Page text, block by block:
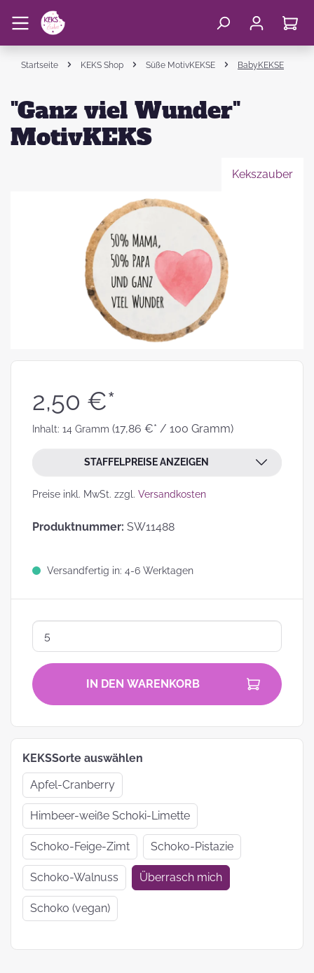
Startseite KEKS Shop Süße MotivKEKSE BabyKEKSE
"Ganz viel Wunder"
MotivKEKS
Kekszauber
2,50 €*
Inhalt: 14 Gramm (17,86 €* / 100 Gramm)
STAFFELPREISE ANZEIGEN
Preise inkl. MwSt. zzgl. Versandkosten
Produktnummer: SW11488
Versandfertig in: 4-6 Werktagen
IN DEN WARENKORB
KEKSSorte auswählen
Apfel-Cranberry
Himbeer-weiße Schoki-Limette
Schoko-Feige-Zimt Schoko-Pistazie
Schoko-Walnuss Überrasch mich
Schoko (vegan)